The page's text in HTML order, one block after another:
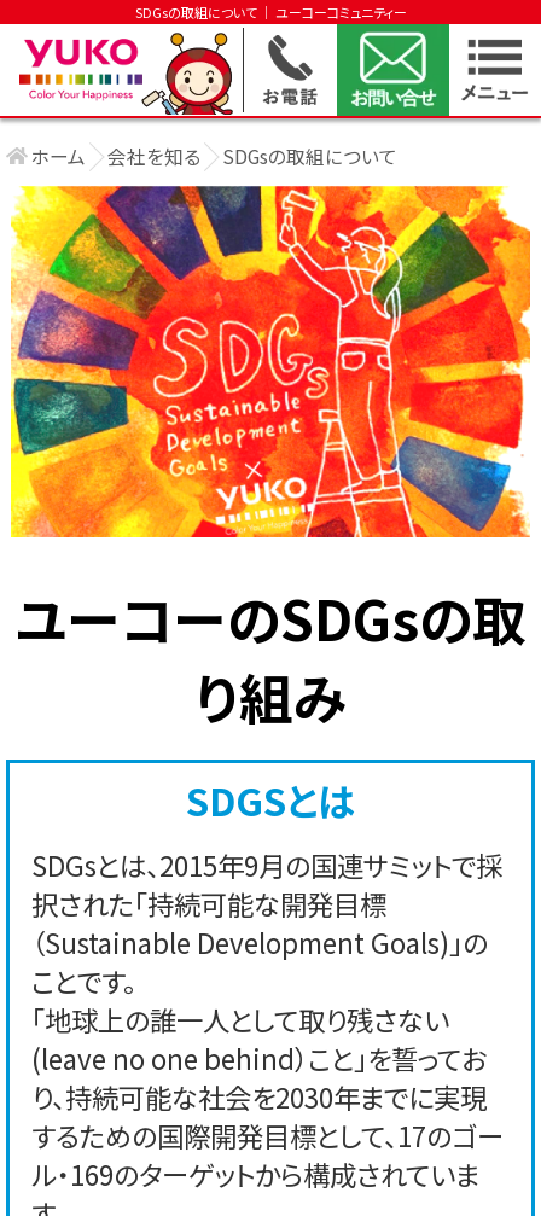
SDGsの取組について │ ユーコーコミュニティー
ホーム 会社を知る SDGsの取組について
ユーコーのSDGsの取
り組み
SDGSとは
SDGsとは、2015年9月の国連サミットで採
択された「持続可能な開発目標
（Sustainable Development Goals)」の
ことです。
「地球上の誰一人として取り残さない
(leave no one behind）こと」を誓ってお
り、持続可能な社会を2030年までに実現
するための国際開発目標として、17のゴー
ル・169のターゲットから構成されていま